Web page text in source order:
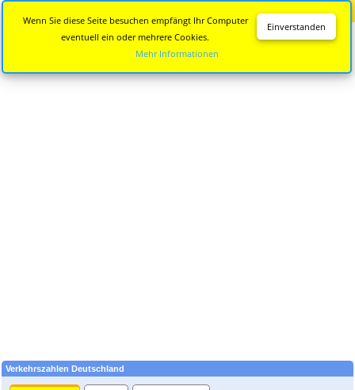
Verkehrszahlen Deutschland
Einverstanden
Wenn Sie diese Seite besuchen empfängt Ihr Computer
eventuell ein oder mehrere Cookies.
Mehr Informationen